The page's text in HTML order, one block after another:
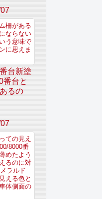
柵がある
ならない
う意味で
に思えま
台新塗
番台と
るの
ての見え
8000番
めたよう
るのに対
ラルド
える色と
体側面の